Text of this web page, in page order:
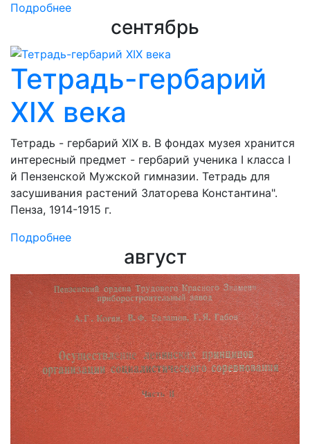
Подробнее
сентябрь
Тетрадь-гербарий
XIX века
Тетрадь - гербарий XIX в. В фондах музея хранится
интересный предмет - гербарий ученика I класса I
й Пензенской Мужской гимназии. Тетрадь для
засушивания растений Златорева Константина".
Пенза, 1914-1915 г.
Подробнее
август